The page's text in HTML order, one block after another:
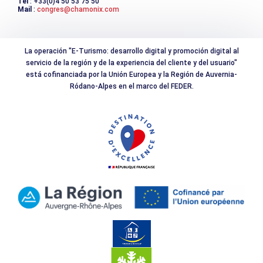
Mail : congres@chamonix.com
La operación "E-Turismo: desarrollo digital y promoción digital al
servicio de la región y de la experiencia del cliente y del usuario"
está cofinanciada por la Unión Europea y la Región de Auvernia-
Ródano-Alpes en el marco del FEDER.